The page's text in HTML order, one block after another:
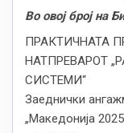
Во овој број на
ПРАКТИЧНАТА
НАТПРЕВАРОТ
СИСТЕМИ“
Заеднички
„Македонија